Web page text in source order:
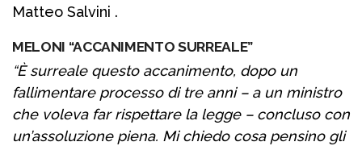
Matteo Salvini .
MELONI “ACCANIMENTO SURREALE”
“È surreale questo accanimento, dopo un
fallimentare processo di tre anni – a un ministro
che voleva far rispettare la legge – concluso con
un’assoluzione piena. Mi chiedo cosa pensino gli